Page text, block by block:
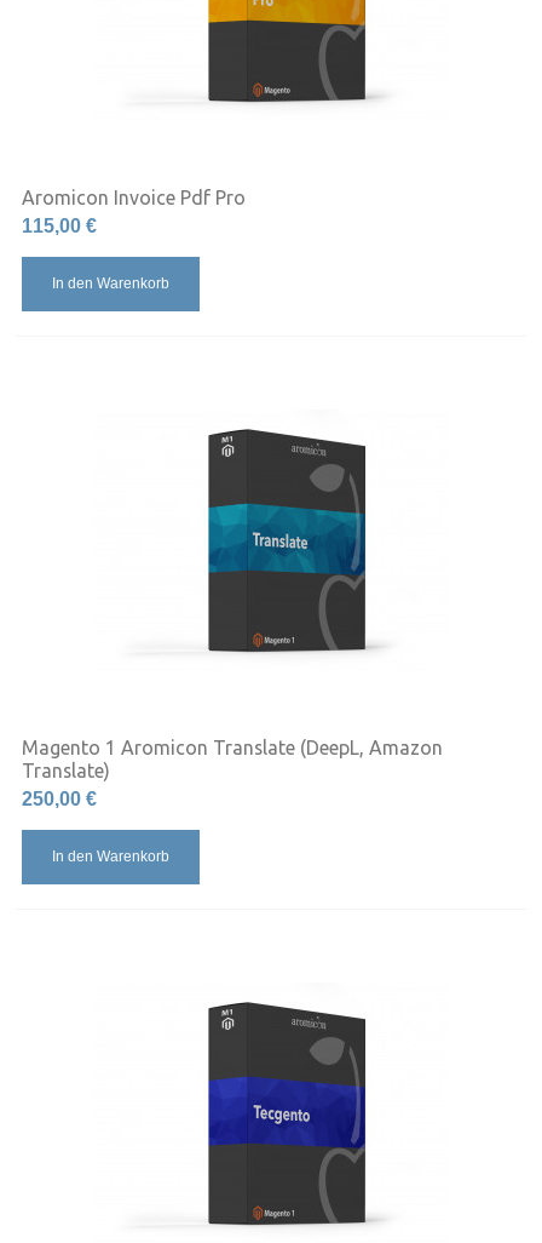
Aromicon Invoice Pdf Pro
115,00 €
In den Warenkorb
Magento 1 Aromicon Translate (DeepL, Amazon
Translate)
250,00 €
In den Warenkorb